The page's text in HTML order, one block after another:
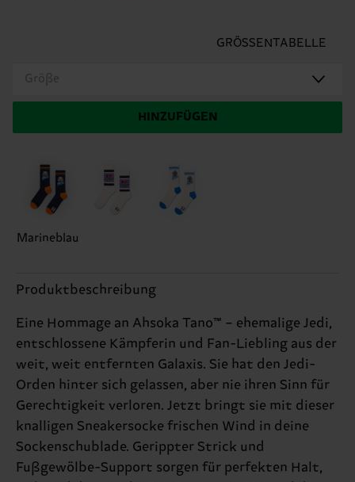
GRÖSSENTABELLE
Größe
HINZUFÜGEN
Marineblau
Produktbeschreibung
Eine Hommage an Ahsoka Tano™ – ehemalige Jedi,
entschlossene Kämpferin und Fan-Liebling aus der
weit, weit entfernten Galaxis. Sie hat den Jedi-
Orden hinter sich gelassen, aber nie ihren Sinn für
Gerechtigkeit verloren. Jetzt bringt sie mit dieser
knalligen Sneakersocke frischen Wind in deine
Sockenschublade. Gerippter Strick und
Fußgewölbe-Support sorgen für perfekten Halt,